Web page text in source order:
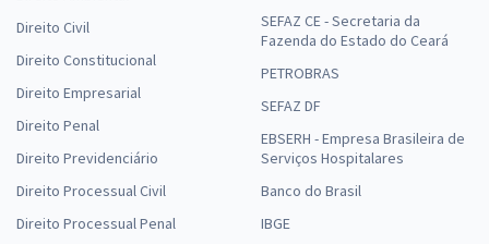
Direito Civil
Direito Constitucional
Direito Empresarial
Direito Penal
Direito Previdenciário
Direito Processual Civil
Direito Processual Penal
SEFAZ CE - Secretaria da
Fazenda do Estado do Ceará
PETROBRAS
SEFAZ DF
EBSERH - Empresa Brasileira de
Serviços Hospitalares
Banco do Brasil
IBGE